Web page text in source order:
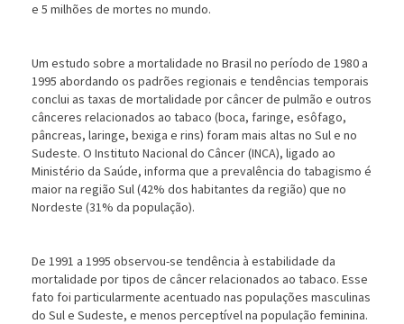
e 5 milhões de mortes no mundo.
Um estudo sobre a mortalidade no Brasil no período de 1980 a
1995 abordando os padrões regionais e tendências temporais
conclui as taxas de mortalidade por câncer de pulmão e outros
cânceres relacionados ao tabaco (boca, faringe, esôfago,
pâncreas, laringe, bexiga e rins) foram mais altas no Sul e no
Sudeste. O Instituto Nacional do Câncer (INCA), ligado ao
Ministério da Saúde, informa que a prevalência do tabagismo é
maior na região Sul (42% dos habitantes da região) que no
Nordeste (31% da população).
De 1991 a 1995 observou-se tendência à estabilidade da
mortalidade por tipos de câncer relacionados ao tabaco. Esse
fato foi particularmente acentuado nas populações masculinas
do Sul e Sudeste, e menos perceptível na população feminina.